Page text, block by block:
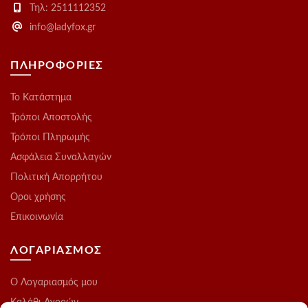
Τηλ: 2511112352
info@ladyfox.gr
ΠΛΗΡΟΦΟΡΙΕΣ
Το Kατάστημα
Τρόποι Αποστολής
Τρόποι Πληρωμής
Ασφάλεια Συναλλαγών
Πολιτική Απορρήτου
Οροι χρήσης
Επικοινωνία
ΛΟΓΑΡΙΑΣΜΟΣ
O Λογαριασμός μου
Καλάθι Αγορών